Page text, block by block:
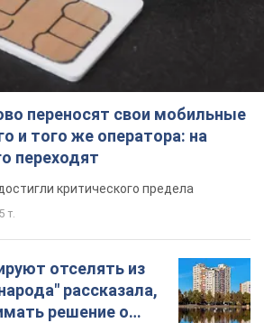
переносят свои мобильные
и того же оператора: на
переходят
критического предела
т.
отселять из
рассказала,
решение о